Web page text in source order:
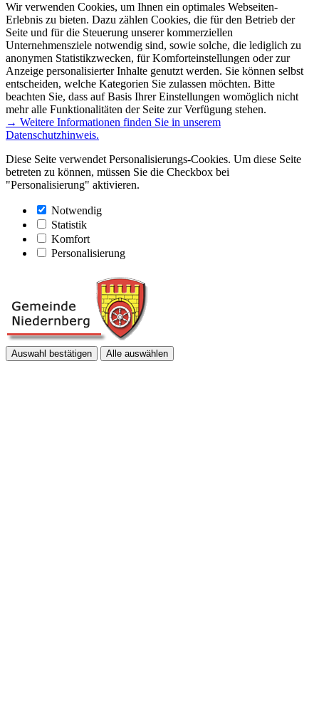
Wir verwenden Cookies, um Ihnen ein optimales Webseiten-
Erlebnis zu bieten. Dazu zählen Cookies, die für den Betrieb der
Seite und für die Steuerung unserer kommerziellen
Unternehmensziele notwendig sind, sowie solche, die lediglich zu
anonymen Statistikzwecken, für Komforteinstellungen oder zur
Anzeige personalisierter Inhalte genutzt werden. Sie können selbst
entscheiden, welche Kategorien Sie zulassen möchten. Bitte
beachten Sie, dass auf Basis Ihrer Einstellungen womöglich nicht
mehr alle Funktionalitäten der Seite zur Verfügung stehen.
→ Weitere Informationen finden Sie in unserem
Datenschutzhinweis.
Diese Seite verwendet Personalisierungs-Cookies. Um diese Seite
betreten zu können, müssen Sie die Checkbox bei
"Personalisierung" aktivieren.
Notwendig
Statistik
Komfort
Personalisierung
Auswahl bestätigen Alle auswählen